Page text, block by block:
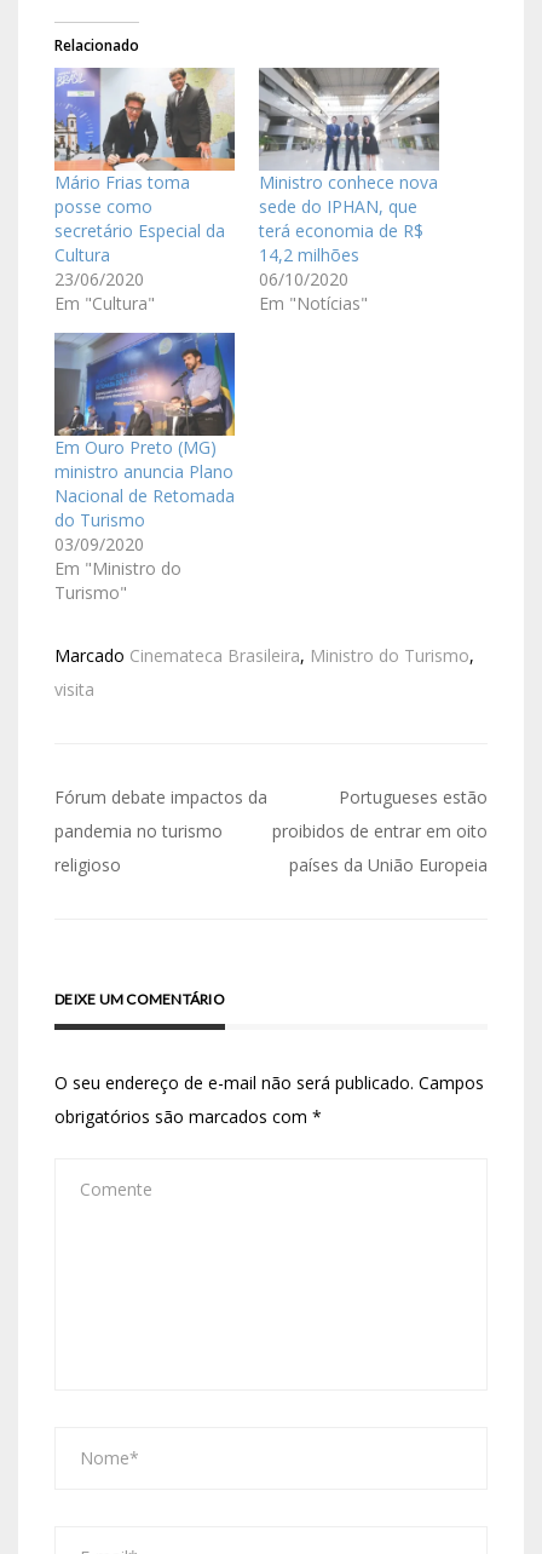
Relacionado
Mário Frias toma
posse como
secretário Especial da
Cultura
23/06/2020
Em "Cultura"
Ministro conhece nova
sede do IPHAN, que
terá economia de R$
14,2 milhões
06/10/2020
Em "Notícias"
Em Ouro Preto (MG)
ministro anuncia Plano
Nacional de Retomada
do Turismo
03/09/2020
Em "Ministro do
Turismo"
Marcado Cinemateca Brasileira, Ministro do Turismo,
visita
Fórum debate impactos da
pandemia no turismo
religioso
Portugueses estão
proibidos de entrar em oito
países da União Europeia
DEIXE UM COMENTÁRIO
O seu endereço de e-mail não será publicado. Campos
obrigatórios são marcados com *